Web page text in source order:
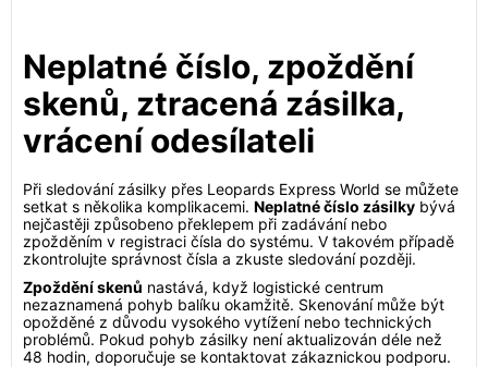
Neplatné číslo, zpoždění
skenů, ztracená zásilka,
vrácení odesílateli
Při sledování zásilky přes Leopards Express World se můžete
setkat s několika komplikacemi. Neplatné číslo zásilky bývá
nejčastěji způsobeno překlepem při zadávání nebo
zpožděním v registraci čísla do systému. V takovém případě
zkontrolujte správnost čísla a zkuste sledování později.
Zpoždění skenů nastává, když logistické centrum
nezaznamená pohyb balíku okamžitě. Skenování může být
opožděné z důvodu vysokého vytížení nebo technických
problémů. Pokud pohyb zásilky není aktualizován déle než
48 hodin, doporučuje se kontaktovat zákaznickou podporu.